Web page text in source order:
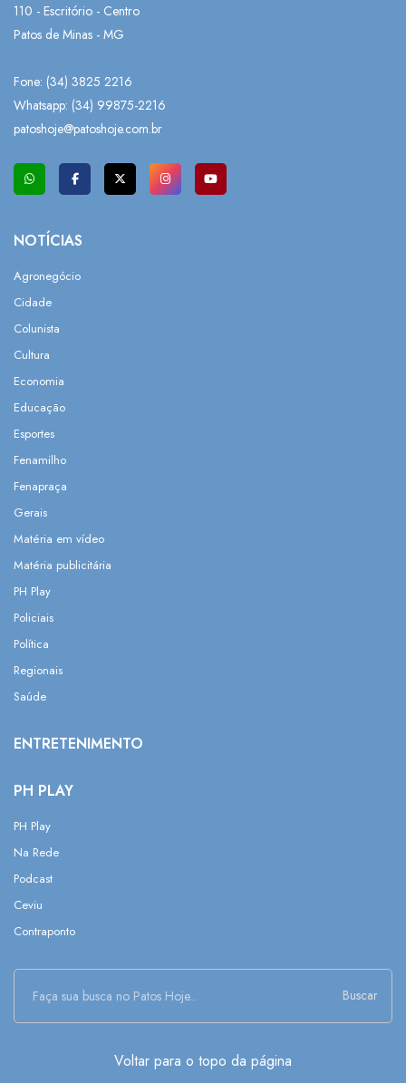
110 - Escritório - Centro
Patos de Minas - MG
Fone: (34) 3825 2216
Whatsapp: (34) 99875-2216
patoshoje@patoshoje.com.br
NOTÍCIAS
Agronegócio
Cidade
Colunista
Cultura
Economia
Educação
Esportes
Fenamilho
Fenapraça
Gerais
Matéria em vídeo
Matéria publicitária
PH Play
Policiais
Política
Regionais
Saúde
ENTRETENIMENTO
PH PLAY
PH Play
Na Rede
Podcast
Ceviu
Contraponto
Buscar
Voltar para o topo da página